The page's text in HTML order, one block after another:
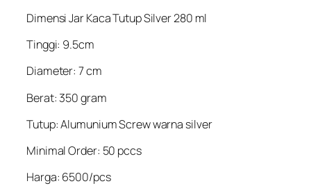
Dimensi Jar Kaca Tutup Silver 280 ml
Tinggi: 9.5cm
Diameter: 7 cm
Berat: 350 gram
Tutup: Alumunium Screw warna silver
Minimal Order: 50 pccs
Harga: 6500/pcs